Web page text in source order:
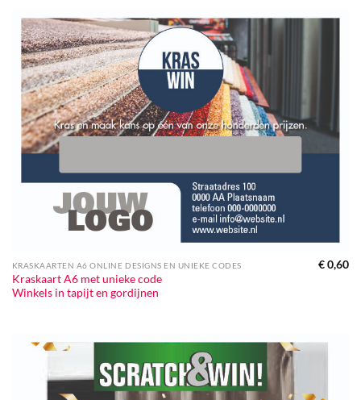
KRASKAARTEN A6 ONLINE DESIGNS EN UNIEKE CODES
Kraskaart A6 met unieke code
Winkels in tapijt en gordijnen
€0,60